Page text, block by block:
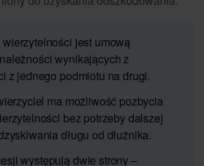
jest umową
wynikających z
z jednego podmiotu na drugi.
ma możliwość pozbycia
bez potrzeby dalszej
długu od dłużnika.
występują dwie strony –